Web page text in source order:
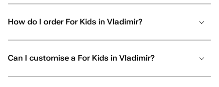
How do I order For Kids in Vladimir?
Can I customise a For Kids in Vladimir?